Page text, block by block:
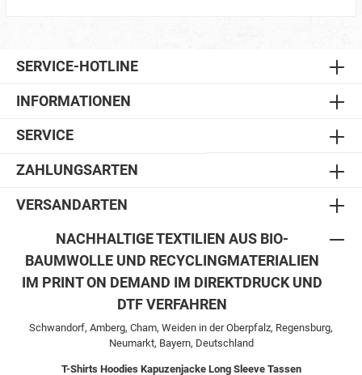
SERVICE-HOTLINE
INFORMATIONEN
SERVICE
ZAHLUNGSARTEN
VERSANDARTEN
NACHHALTIGE TEXTILIEN AUS BIO-
BAUMWOLLE UND RECYCLINGMATERIALIEN
IM PRINT ON DEMAND IM DIREKTDRUCK UND
DTF VERFAHREN
Schwandorf, Amberg, Cham, Weiden in der Oberpfalz, Regensburg,
Neumarkt, Bayern, Deutschland
T-Shirts Hoodies Kapuzenjacke Long Sleeve Tassen